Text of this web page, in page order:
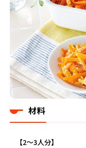
材料
【2～3人分】